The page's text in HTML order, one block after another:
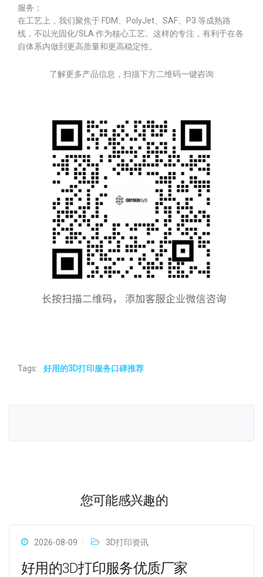
服务；
在工艺上，我们聚焦于 FDM、PolyJet、SAF、P3 等成熟路
线，不以光固化/SLA 作为核心工艺。这样的专注，有利于在各
自体系内做到更高质量和更高稳定性。
了解更多产品信息，扫描下方二维码一键咨询
Tags: 好用的3D打印服务口碑推荐
您可能感兴趣的
2026-08-09 3D打印资讯
好用的3D打印服务优质厂家